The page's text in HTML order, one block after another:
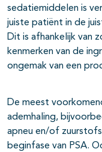
sedatiemiddelen is
juiste patiënt in de
Dit is afhankelijk van
kenmerken van de
ongemak van een
De meest
ademhaling,
apneu en/of
beginfase van PSA.